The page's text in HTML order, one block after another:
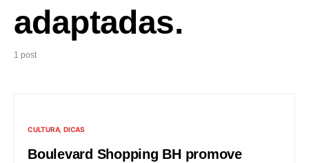
adaptadas.
1 post
CULTURA DICAS
Boulevard Shopping BH promove